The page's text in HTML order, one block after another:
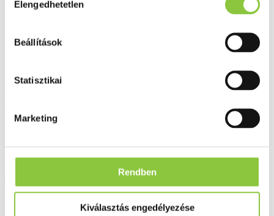
kiválasztása
Elengedhetetlen
Beállítások
Statisztikai
Marketing
Rendben
Kiválasztás engedélyezése
Herbária galagonya virág hajtásvég tea
762 Ft